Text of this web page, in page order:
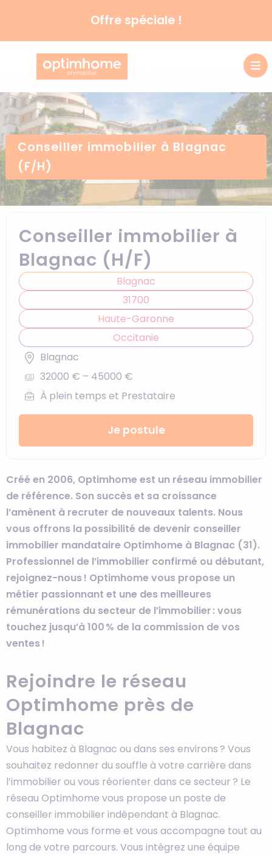
Offre spéciale !
Conseiller immobilier à Blagnac
(F/H)
Conseiller immobilier à
Blagnac (H/F)
Blagnac
31700
Haute-Garonne
Occitanie
Blagnac
32000 € – 45000 €
À plein temps et Prestataire
Je postule
Créé en 2006, Optimhome est un réseau immobilier
de référence. Son succès et sa croissance
l’amènent à recruter de nouveaux talents. Nous
vous offrons la possibilité de devenir conseiller
immobilier mandataire Optimhome à Blagnac (31).
Professionnel de l’immobilier confirmé ou débutant,
rejoignez-nous ! Optimhome vous propose un
métier passionnant et une des meilleures
rémunérations du secteur de l’immobilier : vous
touchez jusqu’à 100 % de la commission de vos
ventes !
Rejoindre le réseau
Optimhome près de
Blagnac
Vous habitez à Blagnac ou dans ses environs ? Vous
souhaitez redonner du souffle à votre carrière dans
l’immobilier ou vous réorienter dans ce secteur ? Le
réseau Optimhome vous propose un poste de
conseiller immobilier indépendant à Blagnac.
Optimhome vous forme et vous accompagne tout au
long de votre parcours. Vous intégrez une équipe